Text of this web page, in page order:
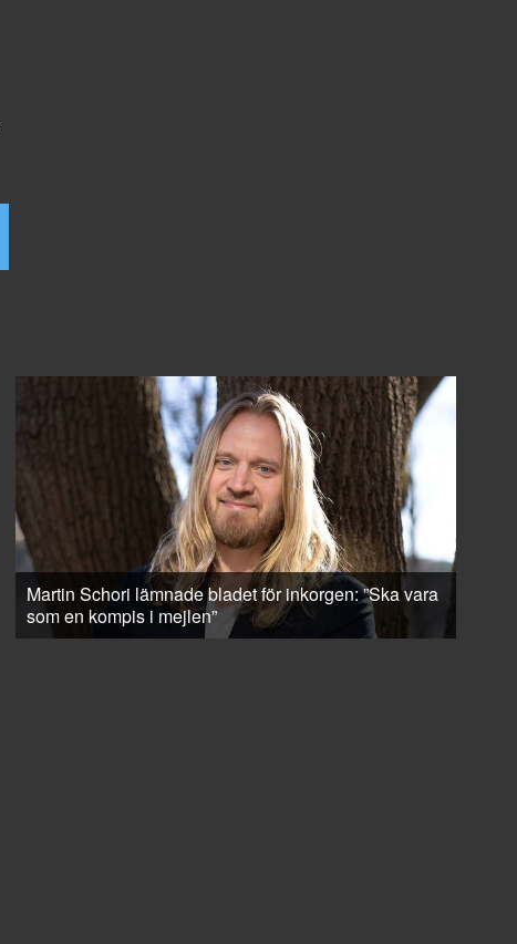
Martin Schori lämnade bladet för inkorgen: ”Ska vara
som en kompis i mejlen”